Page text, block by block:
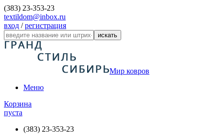
(383) 23-353-23
textildom@inbox.ru
вход /регистрация
искать
Мир ковров
Меню
Корзина
пуста
(383) 23-353-23